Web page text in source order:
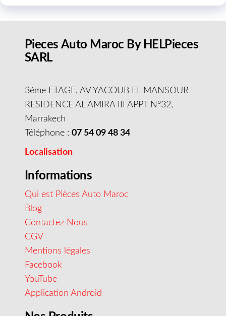
Pieces Auto Maroc By HELPieces
SARL
3éme ETAGE, AV YACOUB EL MANSOUR
RESIDENCE AL AMIRA III APPT N°32,
Marrakech
Téléphone : 07 54 09 48 34
Localisation
Informations
Qui est Pièces Auto Maroc
Blog
Contactez Nous
CGV
Mentions légales
Facebook
YouTube
Application Android